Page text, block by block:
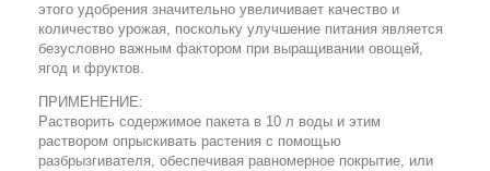
этого удобрения значительно увеличивает качество и
количество урожая, поскольку улучшение питания является
безусловно важным фактором при выращивании овощей,
ягод и фруктов.
ПРИМЕНЕНИЕ:
Растворить содержимое пакета в 10 л воды и этим
раствором опрыскивать растения с помощью
разбрызгивателя, обеспечивая равномерное покрытие, или